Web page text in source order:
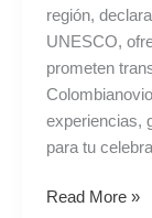
región,
UNESCO,
prometen
experiencias,
para tu
Read More »